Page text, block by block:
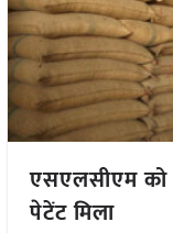
एसएलसीएम को
पेटेंट मिला